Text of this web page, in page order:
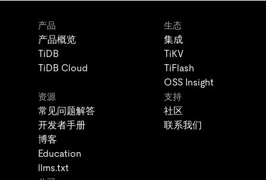
产品
产品概览
TiDB
TiDB Cloud
生态
集成
TiKV
TiFlash
OSS Insight
资源
常见问题解答
开发者手册
博客
Education
llms.txt
支持
社区
联系我们